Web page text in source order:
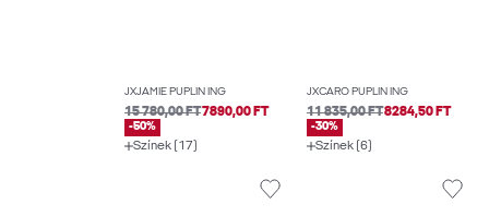
JXJAMIE PUPLIN ING
15 780,00 FT7890,00 FT
-50%
Színek (17)
JXCARO PUPLIN ING
11 835,00 FT8284,50 FT
-30%
Színek (6)